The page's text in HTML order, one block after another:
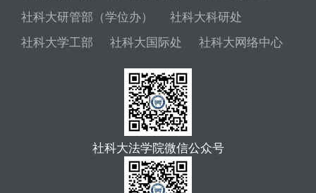
社科大研管部（学位办）
社科大科研处
社科大学工部
社科大国际处 社科大网络中心
社科大法学院微信公众号